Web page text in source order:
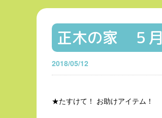
正木の家 ５月
2018/05/12
★たすけて！ お助けアイテム！